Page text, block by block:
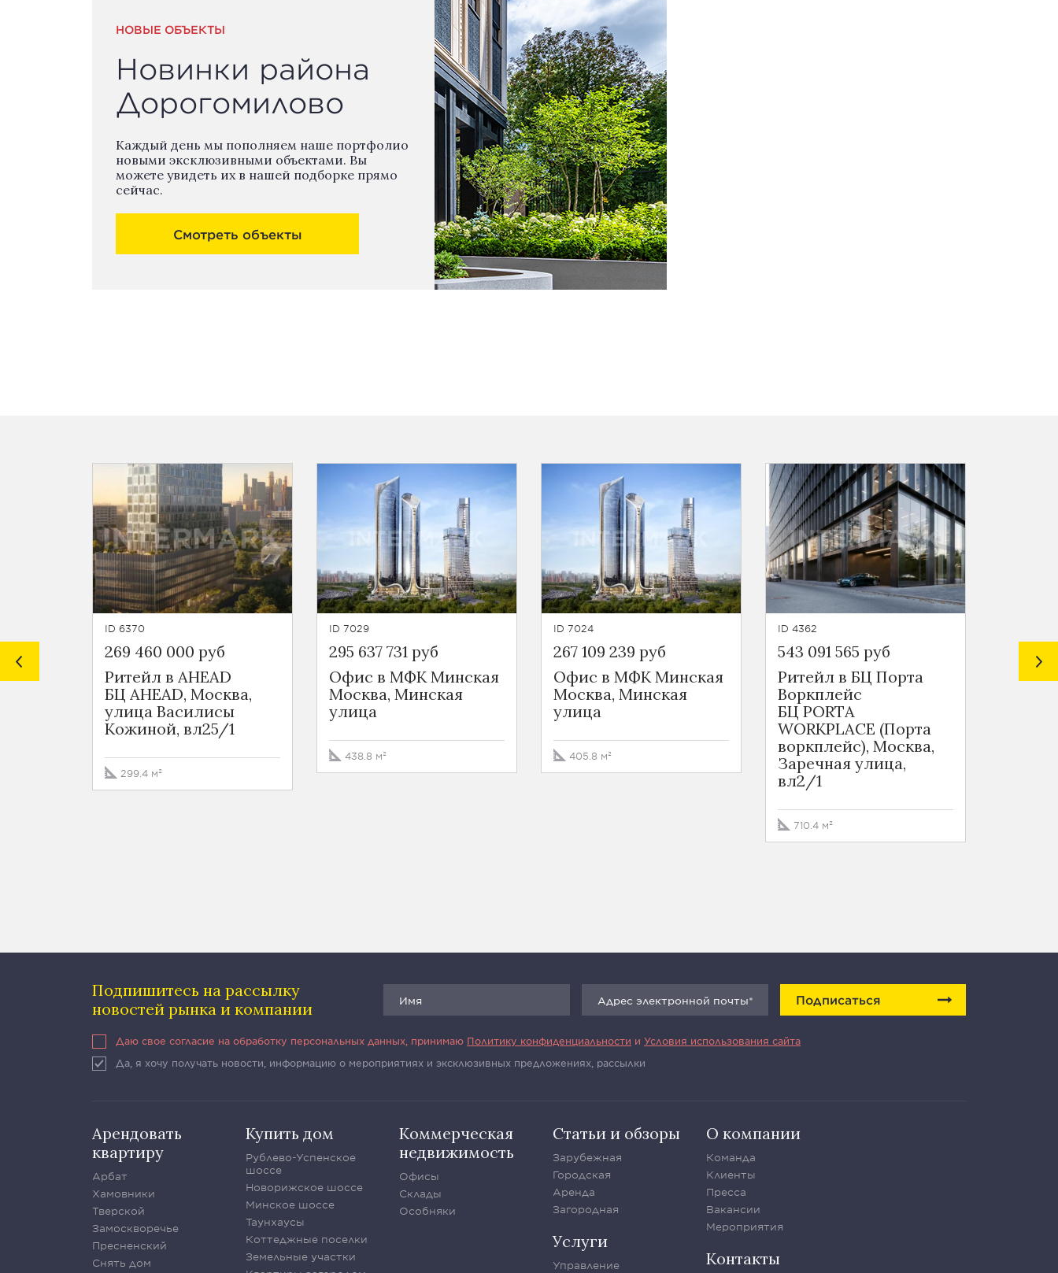
НОВЫЕ ОБЪЕКТЫ
Новинки района
Дорогомилово
Каждый день мы пополняем наше портфолио
новыми эксклюзивными объектами. Вы
можете увидеть их в нашей подборке прямо
сейчас.
Смотреть объекты
ID 6370
269 460 000 руб
Ритейл в AHEAD
БЦ AHEAD, Москва,
улица Василисы
Кожиной, вл25/1
299.4 м²
ID 7029
295 637 731 руб
Офис в МФК Минская
Москва, Минская
улица
438.8 м²
ID 7024
267 109 239 руб
Офис в МФК Минская
Москва, Минская
улица
405.8 м²
ID 4362
543 091 565 руб
Ритейл в БЦ Порта
Воркплейс
БЦ PORTA
WORKPLACE (Порта
воркплейс), Москва,
Заречная улица,
вл2/1
710.4 м²
306
Подпишитесь на рассылку
новостей рынка и компании
Подписаться
Даю свое согласие на обработку персональных данных, принимаю Политику конфиденциальности и Условия использования сайта
Да, я хочу получать новости, информацию о мероприятиях и эксклюзивных предложениях, рассылки
Арендовать
квартиру
Арбат
Хамовники
Тверской
Замоскворечье
Пресненский
Снять дом
Купить дом
Рублево-Успенское
шоссе
Новорижское шоссе
Минское шоссе
Таунхаусы
Коттеджные поселки
Земельные участки
Коммерческая
недвижимость
Офисы
Склады
Особняки
Статьи и обзоры
Зарубежная
Городская
Аренда
Загородная
Услуги
Управление
О компании
Команда
Клиенты
Пресса
Вакансии
Мероприятия
Контакты